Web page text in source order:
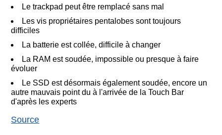
Le trackpad peut être remplacé sans mal
Les vis propriétaires pentalobes sont toujours
difficiles
La batterie est collée, difficile à changer
La RAM est soudée, impossible ou presque à faire
évoluer
Le SSD est désormais également soudée, encore un
autre mauvais point du à l'arrivée de la Touch Bar
d'après les experts
Source